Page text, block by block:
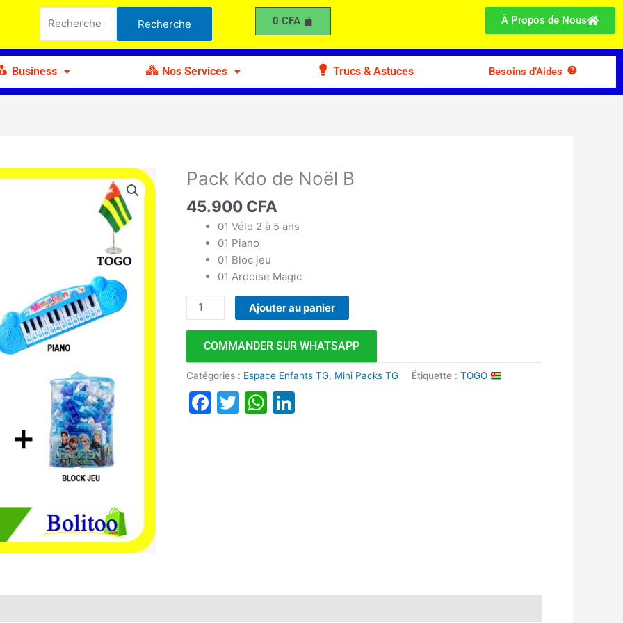
pour :
Recherche 0 CFA À Propos de Nous
Business Nos Services Trucs & Astuces Besoins d’Aides
Pack Kdo de Noël B
45.900 CFA
01 Vélo 2 à 5 ans
01 Piano
01 Bloc jeu
01 Ardoise Magic
quantité
Pack
Noël
Ajouter au panier
COMMANDER SUR WHATSAPP
Catégories : Espace Enfants TG, Mini Packs TG Étiquette :TOGO
Facebook
TwitterWhatsApp
B